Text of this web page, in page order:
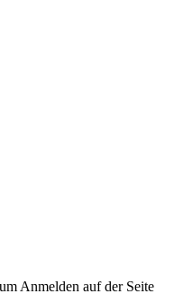
Anmelden auf der Seite